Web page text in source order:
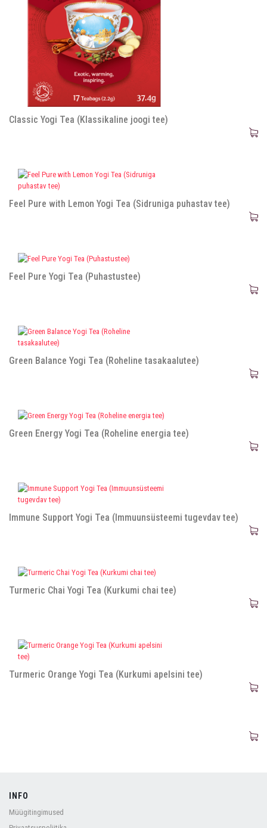
Classic Yogi Tea (Klassikaline joogi tee)
Feel Pure with Lemon Yogi Tea (Sidruniga puhastav tee)
Feel Pure Yogi Tea (Puhastustee)
Green Balance Yogi Tea (Roheline tasakaalutee)
Green Energy Yogi Tea (Roheline energia tee)
Immune Support Yogi Tea (Immuunsüsteemi tugevdav tee)
Turmeric Chai Yogi Tea (Kurkumi chai tee)
Turmeric Orange Yogi Tea (Kurkumi apelsini tee)
INFO
Müügitingimused